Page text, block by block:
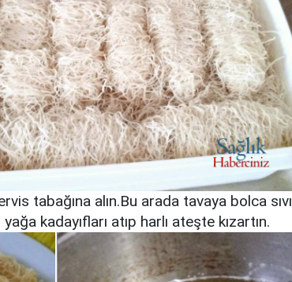
tabağına alın.Bu arada tavaya bolca sıvı
kadayıfları atıp harlı ateşte kızartın.